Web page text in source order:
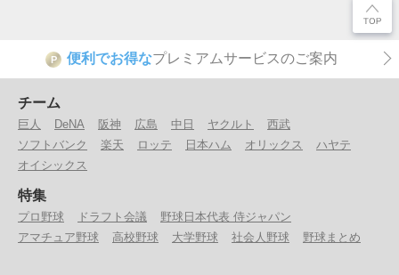
P 便利でお得なプレミアムサービスのご案内
チーム
巨人 DeNA 阪神 広島 中日 ヤクルト
西武
ソフトバンク
楽天 ロッテ 日本ハム オリックス
ハヤテ
オイシックス
特集
プロ野球 ドラフト会議
野球日本代表 侍ジャパン
アマチュア野球
高校野球 大学野球 社会人野球 野球まとめ